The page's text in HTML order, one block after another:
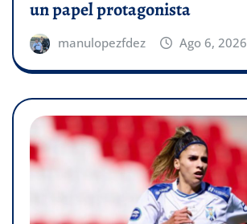
un papel protagonista
manulopezfdez Ago 6, 2026